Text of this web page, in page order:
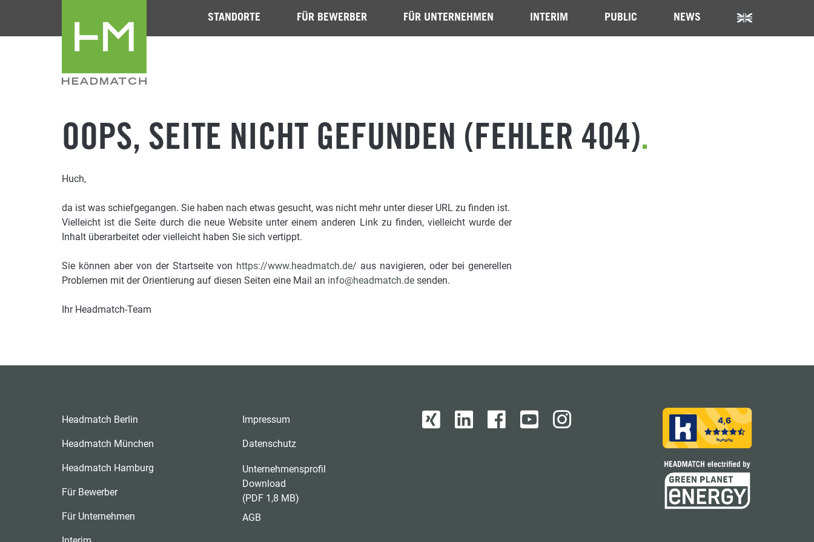
STANDORTE FÜR BEWERBER FÜR UNTERNEHMEN INTERIM PUBLIC NEWS
OOPS, SEITE NICHT GEFUNDEN (FEHLER 404).
Huch,
da ist was schiefgegangen. Sie haben nach etwas gesucht, was nicht mehr unter dieser URL zu finden ist.
Vielleicht ist die Seite durch die neue Website unter einem anderen Link zu finden, vielleicht wurde der
Inhalt überarbeitet oder vielleicht haben Sie sich vertippt.
Sie können aber von der Startseite von https://www.headmatch.de/ aus navigieren, oder bei generellen
Problemen mit der Orientierung auf diesen Seiten eine Mail an info@headmatch.de senden.
Ihr Headmatch-Team
Headmatch Berlin
Headmatch München
Headmatch Hamburg
Für Bewerber
Für Unternehmen
Impressum
Datenschutz
Unternehmensprofil
Download
(PDF 1,8 MB)
AGB